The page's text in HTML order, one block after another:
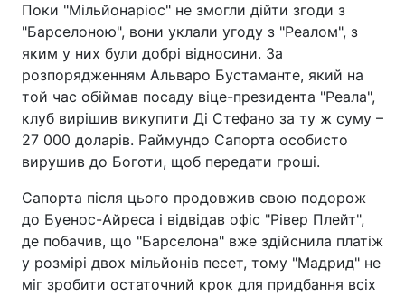
Поки "Мільйонаріос" не змогли дійти згоди з
"Барселоною", вони уклали угоду з "Реалом", з
яким у них були добрі відносини. За
розпорядженням Альваро Бустаманте, який на
той час обіймав посаду віце-президента "Реала",
клуб вирішив викупити Ді Стефано за ту ж суму –
27 000 доларів. Раймундо Сапорта особисто
вирушив до Боготи, щоб передати гроші.
Сапорта після цього продовжив свою подорож
до Буенос-Айреса і відвідав офіс "Рівер Плейт",
де побачив, що "Барселона" вже здійснила платіж
у розмірі двох мільйонів песет, тому "Мадрид" не
міг зробити остаточний крок для придбання всіх